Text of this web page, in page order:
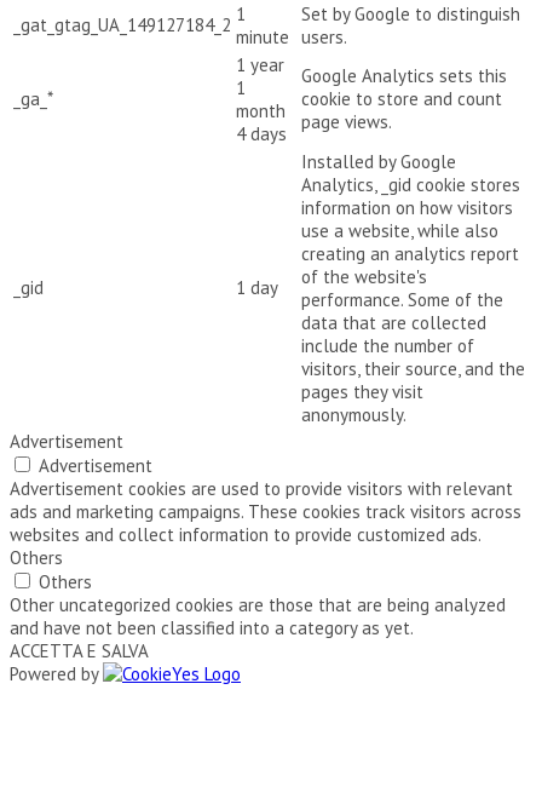
_gat_gtag_UA_149127184_2 1
minute
Set by Google to distinguish
users.
_ga_*
1 year
1
month
4 days
Google Analytics sets this
cookie to store and count
page views.
_gid 1 day
Installed by Google
Analytics, _gid cookie stores
information on how visitors
use a website, while also
creating an analytics report
of the website's
performance. Some of the
data that are collected
include the number of
visitors, their source, and the
pages they visit
anonymously.
Advertisement
Advertisement
Advertisement cookies are used to provide visitors with relevant
ads and marketing campaigns. These cookies track visitors across
websites and collect information to provide customized ads.
Others
Others
Other uncategorized cookies are those that are being analyzed
and have not been classified into a category as yet.
ACCETTA E SALVA
Powered by